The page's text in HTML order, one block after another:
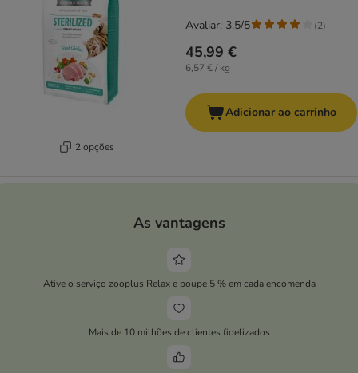
2 opções
45,99 €
6,57 € / kg
Avaliar: 3.5/5 (2)
Adicionar ao carrinho
As vantagens
Ative o serviço zooplus Relax e poupe 5 % em cada encomenda
Mais de 10 milhões de clientes fidelizados